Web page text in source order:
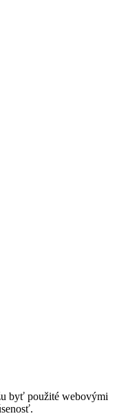
byť použité webovými